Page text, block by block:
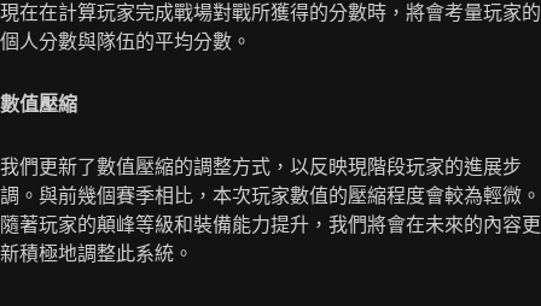
現在在計算玩家完成戰場對戰所獲得的分數時，將會考量玩家的
個人分數與隊伍的平均分數。
數值壓縮
我們更新了數值壓縮的調整方式，以反映現階段玩家的進展步
調。與前幾個賽季相比，本次玩家數值的壓縮程度會較為輕微。
隨著玩家的顛峰等級和裝備能力提升，我們將會在未來的內容更
新積極地調整此系統。